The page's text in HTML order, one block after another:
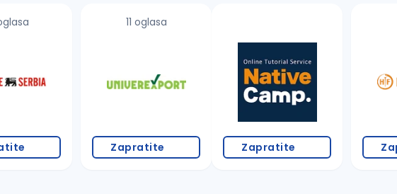
(koristite č, ć, š, đ, ž, dž)
grad
11 oglasa
Zapratite Zapratite